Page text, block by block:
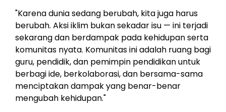
"Karena dunia sedang berubah, kita juga harus
berubah. Aksi iklim bukan sekadar isu — ini terjadi
sekarang dan berdampak pada kehidupan serta
komunitas nyata. Komunitas ini adalah ruang bagi
guru, pendidik, dan pemimpin pendidikan untuk
berbagi ide, berkolaborasi, dan bersama-sama
menciptakan dampak yang benar-benar
mengubah kehidupan."